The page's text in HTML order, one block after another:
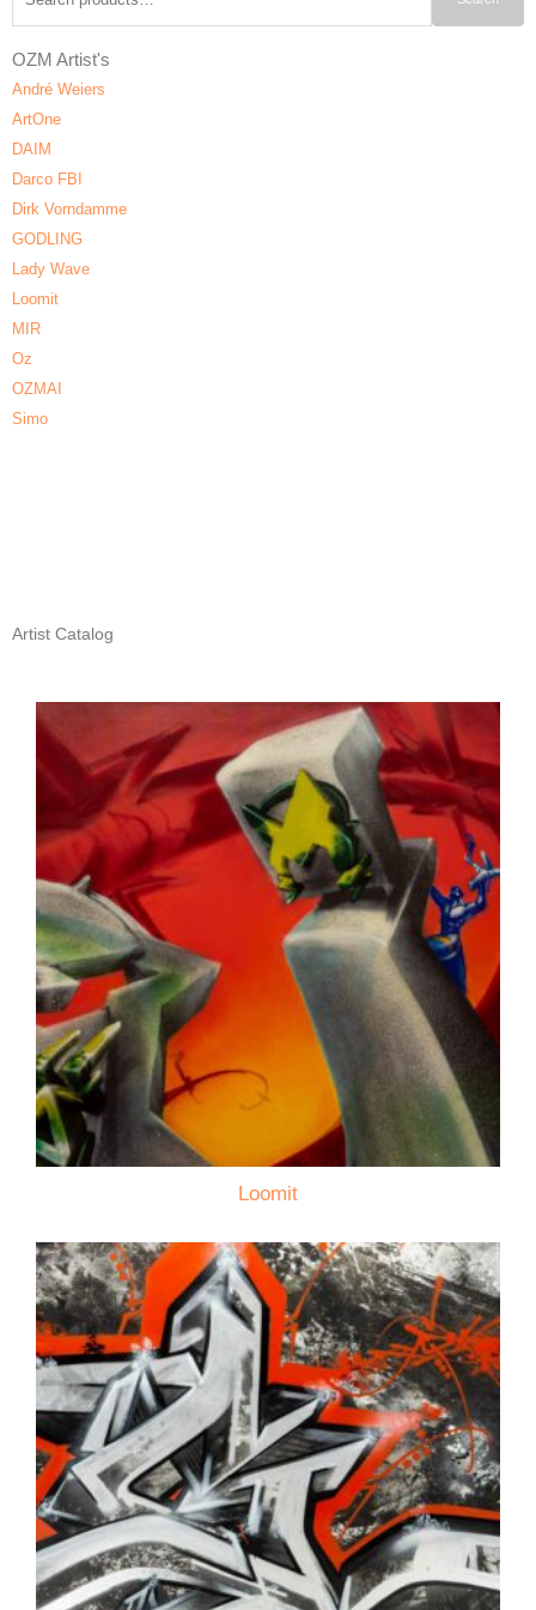
OZM Artist's
André Weiers
ArtOne
DAIM
Darco FBI
Dirk Vorndamme
GODLING
Lady Wave
Loomit
MIR
Oz
OZMAI
Simo
Artist Catalog
Loomit